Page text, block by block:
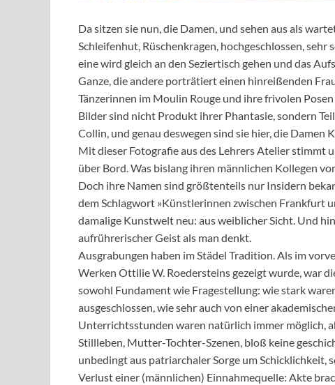
Da sitzen sie nun, die Damen, und sehen aus als
Schleifenhut, Rüschenkragen, hochgeschlossen,
eine wird gleich an den Seziertisch gehen und das
Ganze, die andere porträtiert einen hinreißenden
Tänzerinnen im Moulin Rouge und ihre frivolen
Bilder sind nicht Produkt ihrer Phantasie, sondern
Collin, und genau deswegen sind sie hier, die Damen
Mit dieser Fotografie aus des Lehrers Atelier stimmt
über Bord. Was bislang ihren männlichen Kollegen
Doch ihre Namen sind größtenteils nur Insidern
dem Schlagwort »Künstlerinnen zwischen Frankfurt
damalige Kunstwelt neu: aus weiblicher Sicht. Und
aufrührerischer Geist als man denkt.
Ausgrabungen haben im Städel Tradition. Als im
Werken Ottilie W. Roedersteins gezeigt wurde, war
sowohl Fundament wie Fragestellung: wie stark
ausgeschlossen, wie sehr auch von einer
Unterrichtsstunden waren natürlich immer möglich,
Stillleben, Mutter-Tochter-Szenen, bloß keine
unbedingt aus patriarchaler Sorge um Schicklichkeit,
Verlust einer (männlichen) Einnahmequelle: Akte